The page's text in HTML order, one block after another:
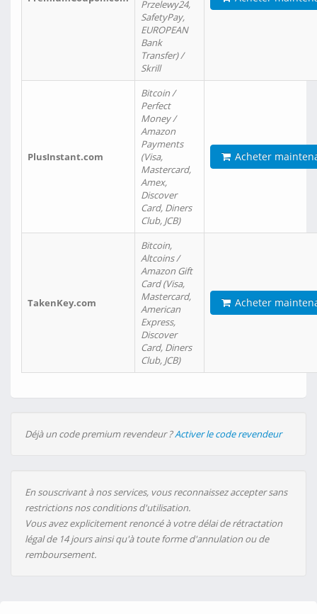
Przelewy24,
SafetyPay,
EUROPEAN
Bank
Transfer) /
Skrill
PlusInstant.com
Bitcoin /
Perfect
Money /
Amazon
Payments
(Visa,
Mastercard,
Amex,
Discover
Card, Diners
Club, JCB)
Acheter
TakenKey.com
Bitcoin,
Altcoins /
Amazon Gift
Card (Visa,
Mastercard,
American
Express,
Discover
Card, Diners
Club, JCB)
Acheter
Déjà un code premium revendeur ?Activer le code revendeur
En souscrivant à nos services, vous reconnaissez accepter sans
restrictions nos conditions d'utilisation.
Vous avez explicitement renoncé à votre délai de rétractation
légal de 14 jours ainsi qu'à toute forme d'annulation ou de
remboursement.